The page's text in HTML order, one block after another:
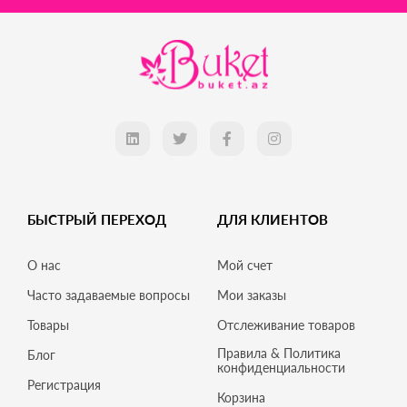
БЫСТРЫЙ ПЕРЕХОД
О нас
Часто задаваемые вопросы
Товары
Блог
Регистрация
ДЛЯ КЛИЕНТОВ
Мой счет
Мои заказы
Отслеживание товаров
Правила & Политика
конфиденциальности
Корзина